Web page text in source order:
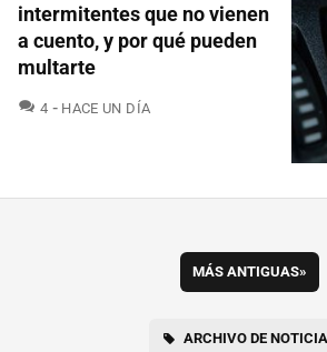
intermitentes que no vienen
a cuento, y por qué pueden
multarte
4 COMENTARIOS
HACE UN DÍA
MÁS ANTIGUAS»
ARCHIVO DE